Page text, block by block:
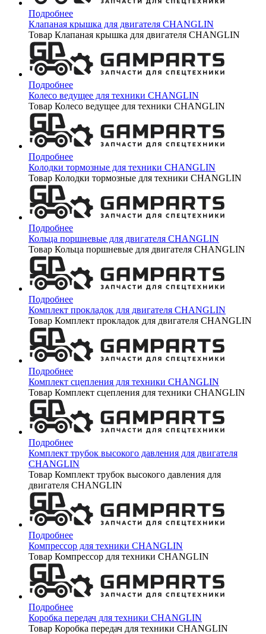
Подробнее
Клапаная крышка для двигателя CHANGLIN
Товар Клапаная крышка для двигателя CHANGLIN
Подробнее
Колесо ведущее для техники CHANGLIN
Товар Колесо ведущее для техники CHANGLIN
Подробнее
Колодки тормозные для техники CHANGLIN
Товар Колодки тормозные для техники CHANGLIN
Подробнее
Кольца поршневые для двигателя CHANGLIN
Товар Кольца поршневые для двигателя CHANGLIN
Подробнее
Комплект прокладок для двигателя CHANGLIN
Товар Комплект прокладок для двигателя CHANGLIN
Подробнее
Комплект сцепления для техники CHANGLIN
Товар Комплект сцепления для техники CHANGLIN
Подробнее
Комплект трубок высокого давления для двигателя
CHANGLIN
Товар Комплект трубок высокого давления для
двигателя CHANGLIN
Подробнее
Компрессор для техники CHANGLIN
Товар Компрессор для техники CHANGLIN
Подробнее
Коробка передач для техники CHANGLIN
Товар Коробка передач для техники CHANGLIN